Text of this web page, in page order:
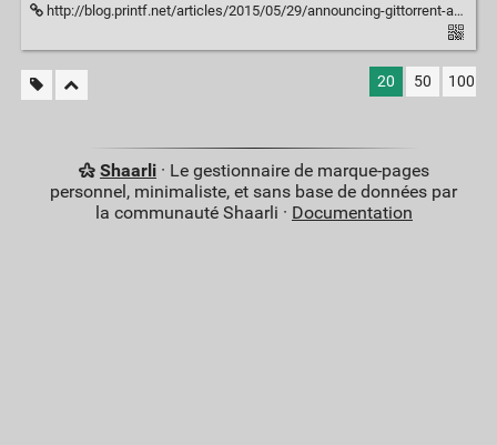
http://blog.printf.net/articles/2015/05/29/announcing-gittorrent-a-decentralized-github/
20 50 100
Shaarli· Le gestionnaire de marque-pages
personnel, minimaliste, et sans base de données par
la communauté Shaarli · Documentation